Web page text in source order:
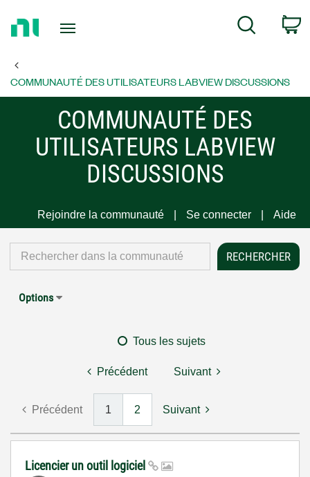
Page
Search
COMMUNAUTÉ DES UTILISATEURS LABVIEW DISCUSSIONS
COMMUNAUTÉ DES
UTILISATEURS LABVIEW
DISCUSSIONS
Rejoindre la communauté Se connecter Aide
Options
Tous les sujets
Précédent Suivant
Précédent 1 2 Suivant
Licencier un outil logiciel